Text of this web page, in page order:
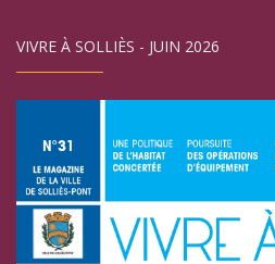
VIVRE À SOLLIÈS - JUIN 2026